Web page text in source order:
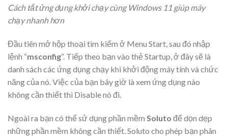
Cách tắt ứng dụng khởi chạy cùng Windows 11 giúp máy
chạy nhanh hơn
Đầu tiên mở hộp thoại tìm kiếm ở Menu Start, sau đó nhập
lệnh “msconfig“. Tiếp theo bạn vào thẻ Startup, ở đây sẽ là
danh sách các ứng dụng chạy khi khởi động máy tính và chức
năng của nó. Việc của bạn bây giờ là xem ứng dụng nào
không cần thiết thì Disable nó đi.
Ngoài ra bạn có thể sử dụng phần mềm Soluto để dọn dẹp
những phần mềm không cần thiết. Soluto cho phép bạn phân